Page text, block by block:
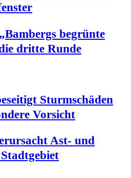
begrün­te
drit­te Runde
Sturm­schä­den
Vorsicht
Ast- und